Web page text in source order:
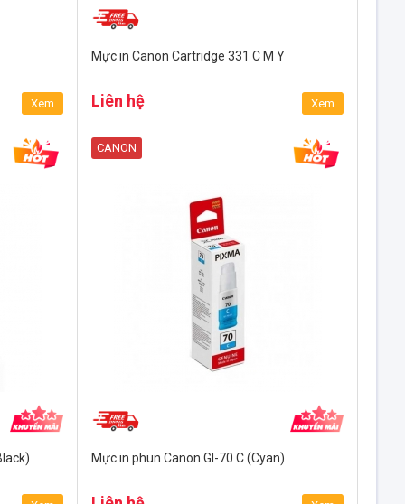
Xem
Mực in Canon Cartridge 331 C M Y
Liên hệ Xem
CANON
Mực in phun Canon GI-70 C (Cyan)